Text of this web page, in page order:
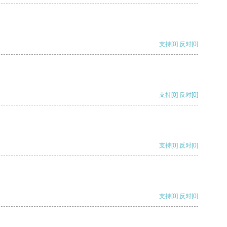
支持[0] 反对[0]
支持[0] 反对[0]
支持[0] 反对[0]
支持[0] 反对[0]